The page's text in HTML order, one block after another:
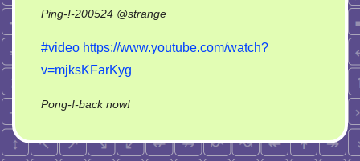
Ping-!-200524 @strange
#video https://www.youtube.com/watch?
v=mjksKFarKyg
Pong-!-back now!on
https://web.archive.org/web/
gmbh.de:80/